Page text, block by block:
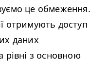
це обмеження.
отримують доступ
даних
рівні з основною